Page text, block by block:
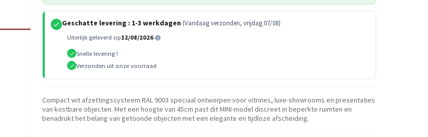
Geschatte levering : 1-3 werkdagen (Vandaag verzonden, vrijdag 07/08)
Uiterlijk geleverd op12/08/2026
Snelle levering !
Verzonden uit onze voorraad
Compact wit afzettingssysteem RAL 9003 speciaal ontworpen voor vitrines, luxe-showrooms en presentaties
van kostbare objecten. Met een hoogte van 45cm past dit MINI-model discreet in beperkte ruimten en
benadrukt het belang van getoonde objecten met een elegante en tijdloze afscheiding.